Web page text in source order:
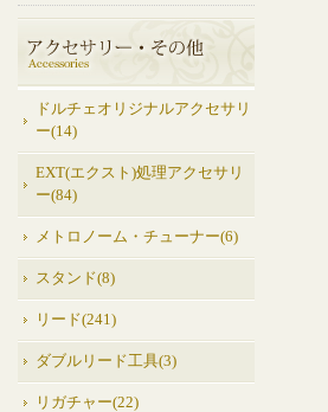
ドルチェオリジナルアクセサリ
ー(14)
EXT(エクスト)処理アクセサリ
ー(84)
メトロノーム・チューナー(6)
スタンド(8)
リード(241)
ダブルリード工具(3)
リガチャー(22)